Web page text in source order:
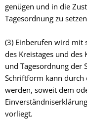
genügen und in die
Tagesordnung zu
(3) Einberufen wird mit
des Kreistages und des
und Tagesordnung der
Schriftform kann durch
werden, soweit dem
vorliegt.